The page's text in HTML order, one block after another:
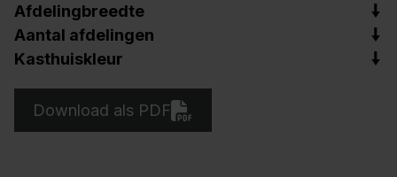
Afdelingbreedte
Aantal afdelingen
Kasthuiskleur
Download als PDF